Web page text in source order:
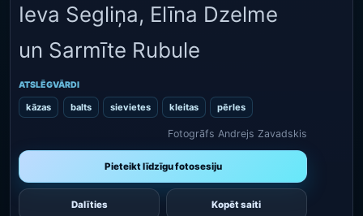
Ieva Segliņa, Elīna Dzelme
un Sarmīte Rubule
ATSLĒGVĀRDI
kāzas balts sievietes kleitas pērles
Fotogrāfs Andrejs Zavadskis
Pieteikt līdzīgu fotosesiju
Dalīties Kopēt saiti